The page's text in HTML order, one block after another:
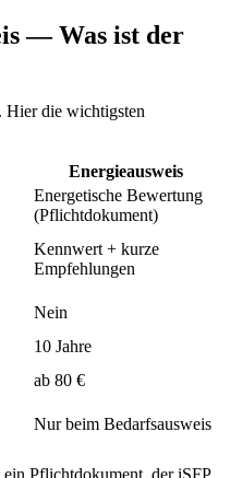
— Was ist der
Hier die wichtigsten
Energieausweis
Energetische Bewertung
(Pflichtdokument)
Kennwert + kurze
Empfehlungen
Nein
10 Jahre
ab 80 €
Nur beim Bedarfsausweis
Pflichtdokument, der iSFP